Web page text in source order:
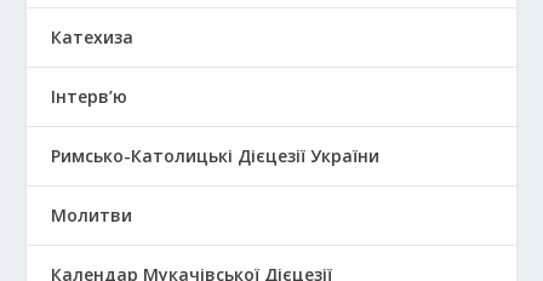
Катехиза
Інтерв’ю
Римсько-Католицькі Дієцезії України
Молитви
Календар Мукачівської Дієцезії